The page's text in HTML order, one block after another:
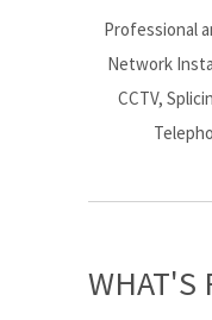
Professional
Network
CCTV,
WHAT'S